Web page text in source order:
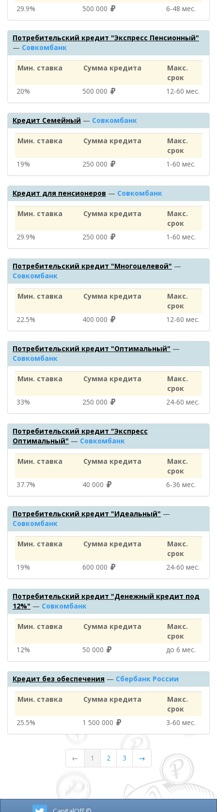
29.9%
500 000 6‑48 мес.
Потребительский кредит "Экспресс Пенсионный"
— Совкомбанк
Мин. ставка Сумма кредита
Макс.
срок
20%
500 000 12‑60 мес.
Кредит Семейный — Совкомбанк
Мин. ставка Сумма кредита
Макс.
срок
19%
250 000 1‑60 мес.
Кредит для пенсионеров — Совкомбанк
Мин. ставка Сумма кредита
Макс.
срок
29.9%
250 000 1‑60 мес.
Потребительский кредит "Многоцелевой" —
Совкомбанк
Мин. ставка Сумма кредита
Макс.
срок
22.5%
400 000 12‑60 мес.
Потребительский кредит "Оптимальный" —
Совкомбанк
Мин. ставка Сумма кредита
Макс.
срок
33%
250 000 24‑60 мес.
Потребительский кредит "Экспресс
Оптимальный" — Совкомбанк
Мин. ставка Сумма кредита
Макс.
срок
37.7%
40 000 6‑36 мес.
Потребительский кредит "Идеальный" —
Совкомбанк
Мин. ставка Сумма кредита
Макс.
срок
19%
600 000 24‑60 мес.
Потребительский кредит "Денежный кредит под
12%" — Совкомбанк
Мин. ставка Сумма кредита
Макс.
срок
12%
50 000 до 6 мес.
Кредит без обеспечения — Сбербанк России
Мин. ставка Сумма кредита
Макс.
срок
25.5%
1 500 000 3‑60 мес.
← 1 2 3 →